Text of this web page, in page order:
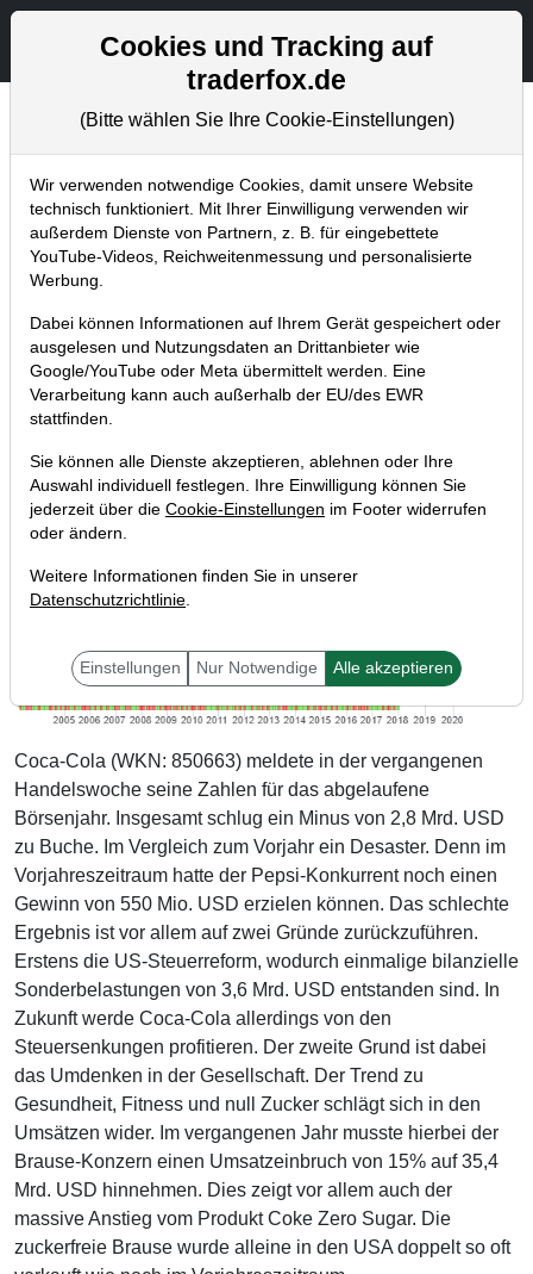
Aktien- und Artikelsuche
Chartanalysen
Home Blog Chartanalysen
Chartanalyse Coca-Cola: Wie geht
es nach dem Milliarden-Verlust
weiter?
16.02.2018 um 15:53 Uhr | P. Uhlschmied
Coca-Cola (WKN: 850663) meldete in der vergangenen
Handelswoche seine Zahlen für das abgelaufene
Börsenjahr. Insgesamt schlug ein Minus von 2,8 Mrd. USD
zu Buche. Im Vergleich zum Vorjahr ein Desaster. Denn im
Vorjahreszeitraum hatte der Pepsi-Konkurrent noch einen
Gewinn von 550 Mio. USD erzielen können. Das schlechte
Ergebnis ist vor allem auf zwei Gründe zurückzuführen.
Erstens die US-Steuerreform, wodurch einmalige bilanzielle
Sonderbelastungen von 3,6 Mrd. USD entstanden sind. In
Zukunft werde Coca-Cola allerdings von den
Steuersenkungen profitieren. Der zweite Grund ist dabei
das Umdenken in der Gesellschaft. Der Trend zu
Gesundheit, Fitness und null Zucker schlägt sich in den
Umsätzen wider. Im vergangenen Jahr musste hierbei der
Brause-Konzern einen Umsatzeinbruch von 15% auf 35,4
Mrd. USD hinnehmen. Dies zeigt vor allem auch der
massive Anstieg vom Produkt Coke Zero Sugar. Die
zuckerfreie Brause wurde alleine in den USA doppelt so oft
Cookies und Tracking auf
traderfox.de
(Bitte wählen Sie Ihre Cookie-Einstellungen)
Wir verwenden notwendige Cookies, damit unsere Website
technisch funktioniert. Mit Ihrer Einwilligung verwenden wir
außerdem Dienste von Partnern, z. B. für eingebettete
YouTube-Videos, Reichweitenmessung und personalisierte
Werbung.
Dabei können Informationen auf Ihrem Gerät gespeichert oder
ausgelesen und Nutzungsdaten an Drittanbieter wie
Google/YouTube oder Meta übermittelt werden. Eine
Verarbeitung kann auch außerhalb der EU/des EWR
stattfinden.
Sie können alle Dienste akzeptieren, ablehnen oder Ihre
Auswahl individuell festlegen. Ihre Einwilligung können Sie
jederzeit über die Cookie-Einstellungen im Footer widerrufen
oder ändern.
Weitere Informationen finden Sie in unserer
Datenschutzrichtlinie.
Einstellungen Nur Notwendige Alle akzeptieren